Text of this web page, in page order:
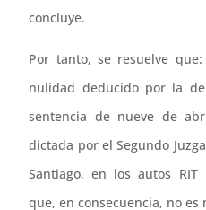
concluye.
Por tanto, se resuelve
nulidad deducido por la
sentencia de nueve de
dictada por el Segundo
Santiago, en los autos RIT
que, en consecuencia, no es